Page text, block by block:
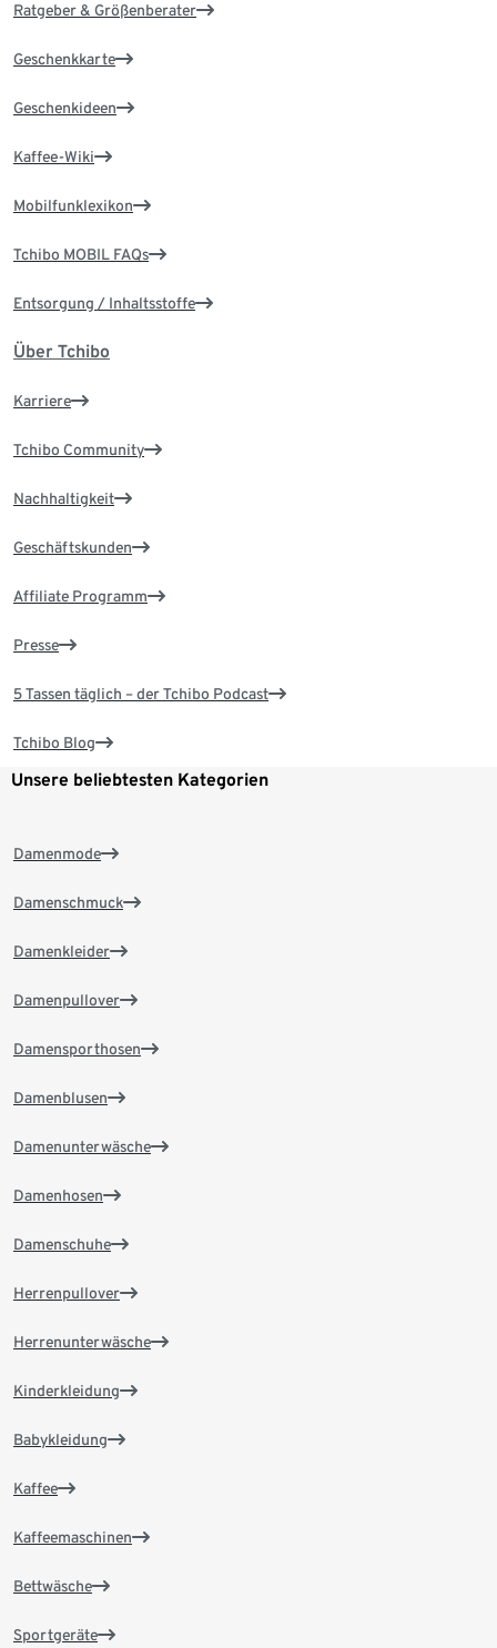
Ratgeber & Größenberater
Geschenkkarte
Geschenkideen
Kaffee-Wiki
Mobilfunklexikon
Tchibo MOBIL FAQs
Entsorgung / Inhaltsstoffe
Über Tchibo
Karriere
Tchibo Community
Nachhaltigkeit
Geschäftskunden
Affiliate Programm
Presse
5 Tassen täglich – der Tchibo Podcast
Tchibo Blog
Unsere beliebtesten Kategorien
Damenmode
Damenschmuck
Damenkleider
Damenpullover
Damensporthosen
Damenblusen
Damenunterwäsche
Damenhosen
Damenschuhe
Herrenpullover
Herrenunterwäsche
Kinderkleidung
Babykleidung
Kaffee
Kaffeemaschinen
Bettwäsche
Sportgeräte